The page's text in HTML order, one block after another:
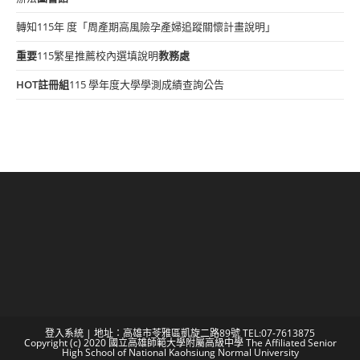
轉知115年 度「周產期高風險孕產婦追蹤關懷計畫說明」
重要115繁星推薦校內選填說明教務處
HOT註冊組115 學年度大學學測成績查詢公告
登入系統 | 地址：高雄市苓雅區凱旋二路89號 TEL:07-7613875
Copyright (c) 2020 國立高雄師範大學附屬高級中學 The Affiliated Senior
High School of National Kaohsiung Normal University